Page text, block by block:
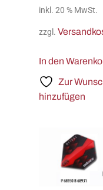
inkl. 20 % MwSt.
zzgl.
In den
Zur
hinzufügen